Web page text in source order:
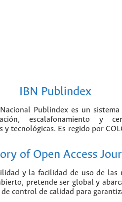
IBN Publindex
Publindex es un
escalafonamiento y
tecnológicas. Es regido por
of Open Access
y la facilidad de uso de las
pretende ser global y
control de calidad para